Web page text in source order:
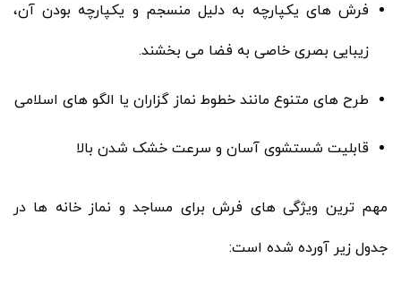
فرش های یکپارچه به دلیل منسجم و یکپارچه بودن آن،
زیبایی بصری خاصی به فضا می بخشند.
طرح های متنوع مانند خطوط نماز گزاران یا الگو های اسلامی
قابلیت شستشوی آسان و سرعت خشک شدن بالا
مهم ترین ویژگی های فرش برای مساجد و نماز خانه ها در
جدول زیر آورده شده است: